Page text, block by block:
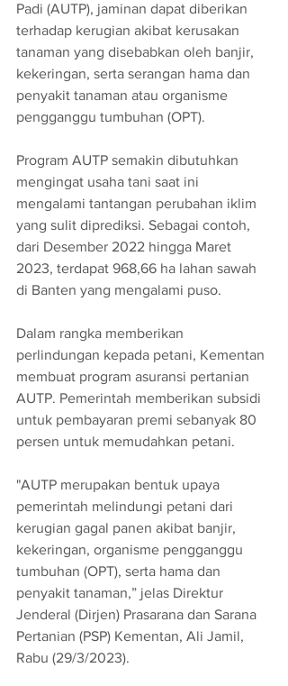
Padi (AUTP), jaminan dapat diberikan
terhadap kerugian akibat kerusakan
tanaman yang disebabkan oleh banjir,
kekeringan, serta serangan hama dan
penyakit tanaman atau organisme
pengganggu tumbuhan (OPT).
Program AUTP semakin dibutuhkan
mengingat usaha tani saat ini
mengalami tantangan perubahan iklim
yang sulit diprediksi. Sebagai contoh,
dari Desember 2022 hingga Maret
2023, terdapat 968,66 ha lahan sawah
di Banten yang mengalami puso.
Dalam rangka memberikan
perlindungan kepada petani, Kementan
membuat program asuransi pertanian
AUTP. Pemerintah memberikan subsidi
untuk pembayaran premi sebanyak 80
persen untuk memudahkan petani.
"AUTP merupakan bentuk upaya
pemerintah melindungi petani dari
kerugian gagal panen akibat banjir,
kekeringan, organisme pengganggu
tumbuhan (OPT), serta hama dan
penyakit tanaman,” jelas Direktur
Jenderal (Dirjen) Prasarana dan Sarana
Pertanian (PSP) Kementan, Ali Jamil,
Rabu (29/3/2023).